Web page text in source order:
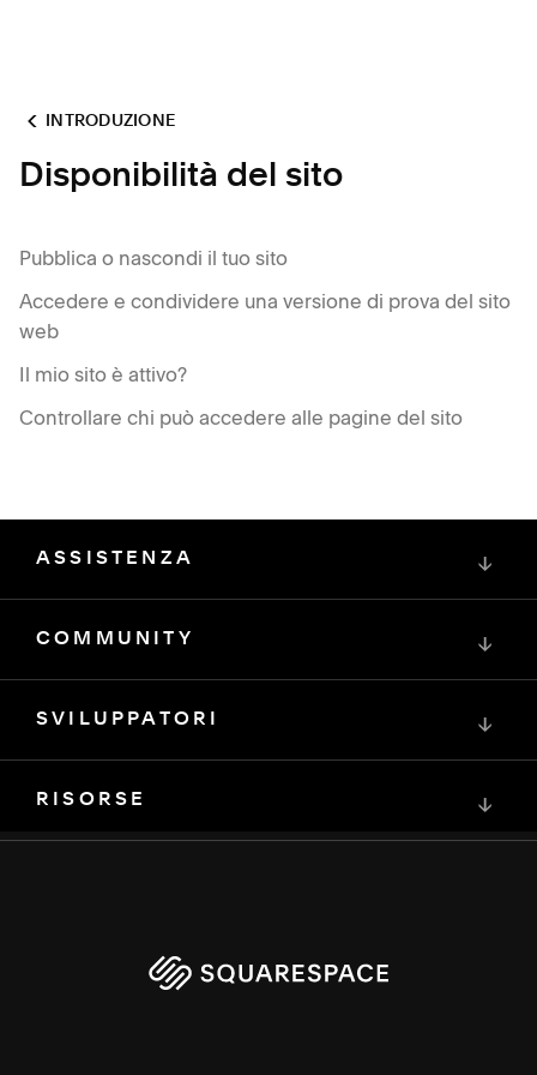
INTRODUZIONE
Disponibilità del sito
Pubblica o nascondi il tuo sito
Accedere e condividere una versione di prova del sito
web
Il mio sito è attivo?
Controllare chi può accedere alle pagine del sito
ASSISTENZA ↓
COMMUNITY ↓
SVILUPPATORI ↓
RISORSE ↓